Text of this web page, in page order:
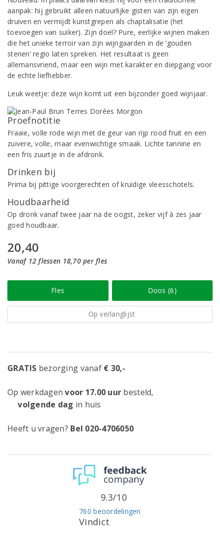
aanpak: hij gebruikt alleen natuurlijke gisten van zijn eigen
druiven en vermijdt kunstgrepen als chaptalisatie (het
toevoegen van suiker). Zijn doel? Pure, eerlijke wijnen maken
die het unieke terroir van zijn wijngaarden in de ‘gouden
stenen’ regio laten spreken. Het resultaat is geen
allemansvriend, maar een wijn met karakter en diepgang voor
de echte liefhebber.
Leuk weetje: deze wijn komt uit een bijzonder goed wijnjaar.
Proefnotitie
Fraaie, volle rode wijn met de geur van rijp rood fruit en een
zuivere, volle, maar evenwichtige smaak. Lichte tannine en
een fris zuurtje in de afdronk.
Drinken bij
Prima bij pittige voorgerechten of kruidige vleesschotels.
Houdbaarheid
Op dronk vanaf twee jaar na de oogst, zeker vijf à zes jaar
goed houdbaar.
20,40
Vanaf 12 flessen 18,70 per fles
Fles Doos (6)
Op verlanglijst
GRATIS bezorging vanaf € 30,-
Op werkdagenvoor 17.00 uur besteld,
volgende dag in huis
Heeft u vragen? Bel 020-4706050
Vindict
760 beoordelingen
9.3/10